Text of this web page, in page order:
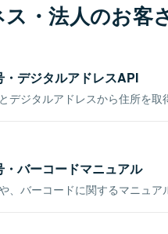
ス・法人のお客
・デジタルアドレスAPI
デジタルアドレスから住所を取
・バーコードマニュアル
、バーコードに関するマニュア